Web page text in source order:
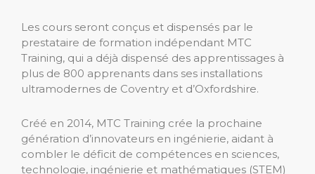
Les cours seront conçus et dispensés par le
prestataire de formation indépendant MTC
Training, qui a déjà dispensé des apprentissages à
plus de 800 apprenants dans ses installations
ultramodernes de Coventry et d’Oxfordshire.
Créé en 2014, MTC Training crée la prochaine
génération d’innovateurs en ingénierie, aidant à
combler le déficit de compétences en sciences,
technologie, ingénierie et mathématiques (STEM)